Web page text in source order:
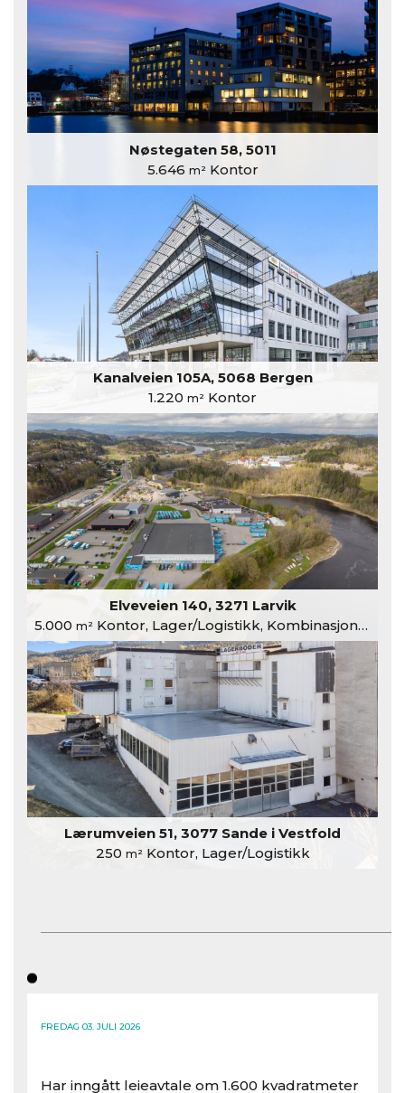
Nøstegaten 58, 5011
5.646 m²Kontor
Kanalveien 105A, 5068 Bergen
1.220 m² Kontor
Elveveien 140, 3271 Larvik
5.000 m²Kontor, Lager/Logistikk, Kombinasjonslokaler
Lærumveien 51, 3077 Sande i Vestfold
250 m²Kontor, Lager/Logistikk
FREDAG 03. JULI 2026
Har inngått leieavtale om 1.600 kvadratmeter